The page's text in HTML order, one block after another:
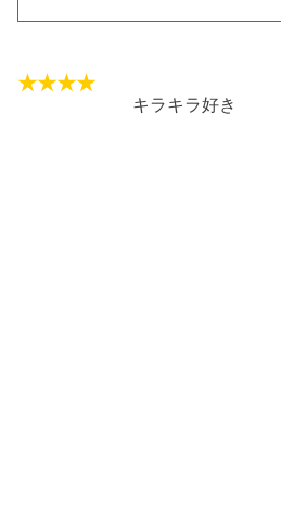
キラキラ好き